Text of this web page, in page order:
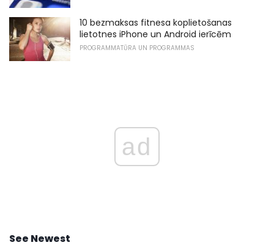
10 bezmaksas fitnesa koplietošanas
lietotnes iPhone un Android ierīcēm
PROGRAMMATŪRA UN PROGRAMMAS
ad
See Newest